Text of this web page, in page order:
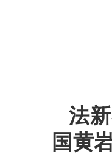
法
国黄